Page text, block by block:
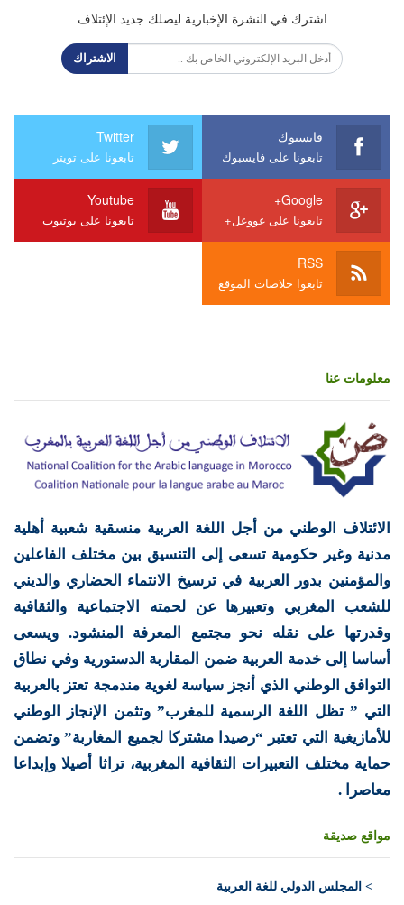
اشترك في النشرة الإخبارية ليصلك جديد الإئتلاف
الاشتراك
فايسبوك
تابعونا على فايسبوك
Twitter
تابعونا على تويتر
Google+
تابعونا على غووغل+
Youtube
تابعونا على يوتيوب
RSS
تابعوا خلاصات الموقع
معلومات عنا
الائتلاف الوطني من أجل اللغة العربية منسقية شعبية أهلية
مدنية وغير حكومية تسعى إلى التنسيق بين مختلف الفاعلين
والمؤمنين بدور العربية في ترسيخ الانتماء الحضاري والديني
للشعب المغربي وتعبيرها عن لحمته الاجتماعية والثقافية
وقدرتها على نقله نحو مجتمع المعرفة المنشود. ويسعى
أساسا إلى خدمة العربية ضمن المقاربة الدستورية وفي نطاق
التوافق الوطني الذي أنجز سياسة لغوية مندمجة تعتز بالعربية
التي ” تظل اللغة الرسمية للمغرب” وتثمن الإنجاز الوطني
للأمازيغية التي تعتبر “رصيدا مشتركا لجميع المغاربة” وتضمن
حماية مختلف التعبيرات الثقافية المغربية، تراثا أصيلا وإبداعا
معاصرا .
مواقع صديقة
> المجلس الدولي للغة العربية